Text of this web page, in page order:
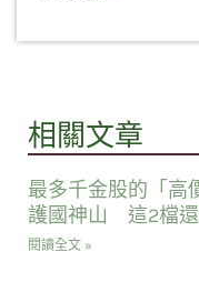
相關文章
最多千金股的「高
護國神山 這2檔還
閱讀全文 »